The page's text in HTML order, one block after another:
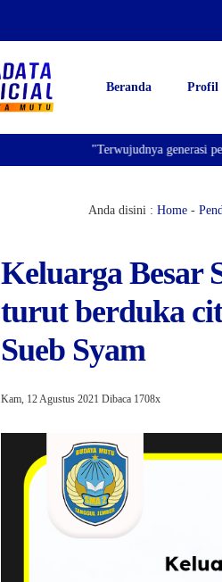
Beranda Profil
"Terwujudnya generasi
Anda disini : Home -
Keluarga Besar
turut berduka
Sueb Syam
Kam, 12 Agustus 2021 Dibaca 1708x